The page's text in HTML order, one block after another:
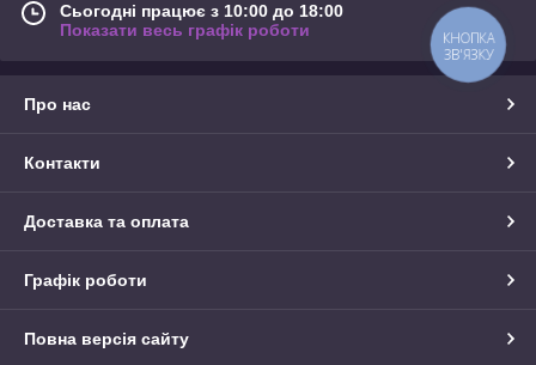
Сьогодні працює з 10:00 до 18:00
Показати весь графік роботи
Про нас
Контакти
Доставка та оплата
Графік роботи
Повна версія сайту
КНОПКА
ЗВ'ЯЗКУ